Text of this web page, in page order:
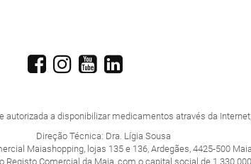
autorizada a disponibilizar medicamentos através da
Direção Técnica: Dra. Lígia Sousa
Maiashopping, lojas 135 e 136, Ardegães, 4425-500
Registo Comercial da Maia, com o capital social de